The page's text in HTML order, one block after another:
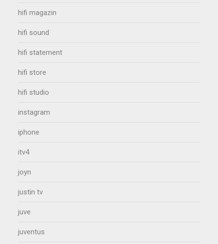
hifi magazin
hifi sound
hifi statement
hifi store
hifi studio
instagram
iphone
itv4
joyn
justin tv
juve
juventus